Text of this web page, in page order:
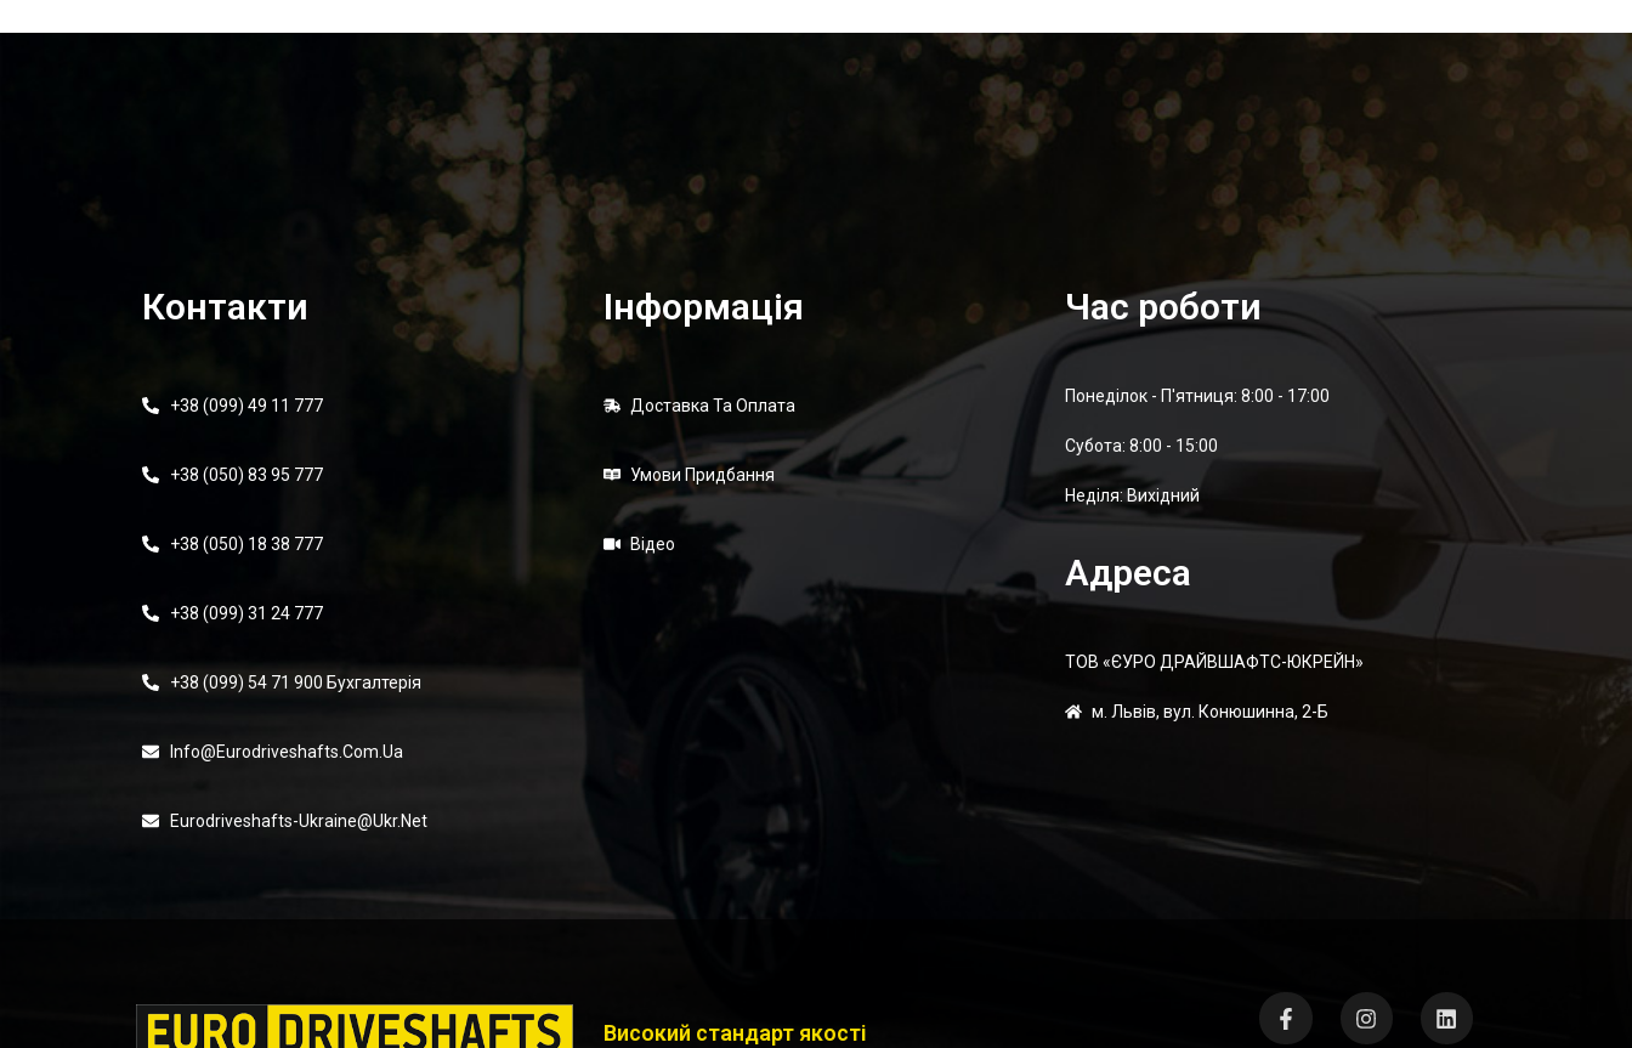
Контакти
+38 (099) 49 11 777
+38 (050) 83 95 777
+38 (050) 18 38 777
+38 (099) 31 24 777
+38 (099) 54 71 900 Бухгалтерія
Info@eurodriveshafts.com.ua
Eurodriveshafts-Ukraine@ukr.net
Інформація
Доставка Та Оплата
Умови Придбання
Відео
Час роботи
Понеділок - П'ятниця: 8:00 - 17:00
Суботa: 8:00 - 15:00
Неділя: Вихідний
Адреса
ТОВ «ЄУРО ДРАЙВШАФТC-ЮКРЕЙН»
м. Львів, вул. Конюшинна, 2-Б
Високий стандарт якості